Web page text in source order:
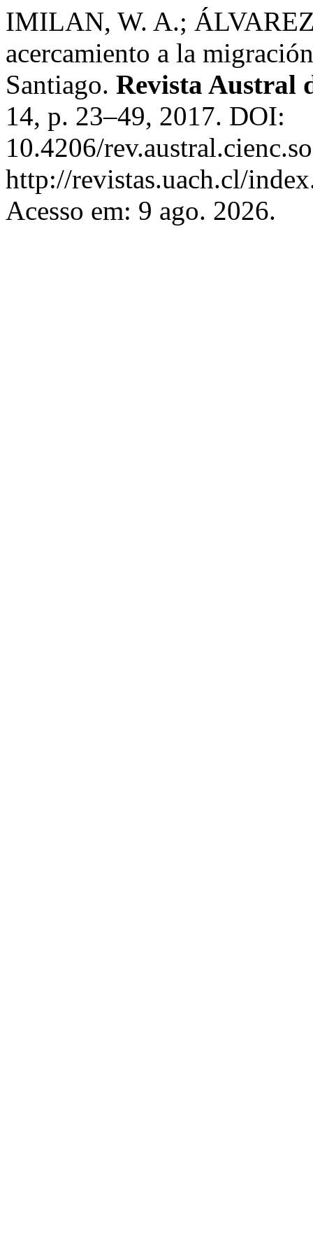
IMILAN, W. A.;
acercamiento a la
Santiago. Revista Austral
14, p. 23–49, 2017. DOI:
10.4206/
http://revistas.uach.cl/
Acesso em: 9 ago. 2026.